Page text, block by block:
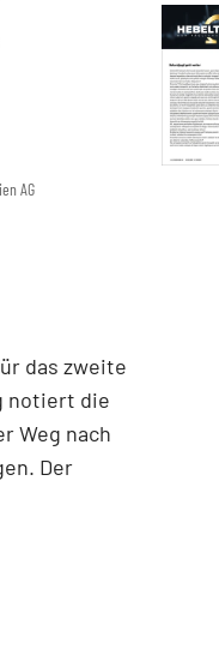
AG
das zweite
notiert die
Weg nach
Der